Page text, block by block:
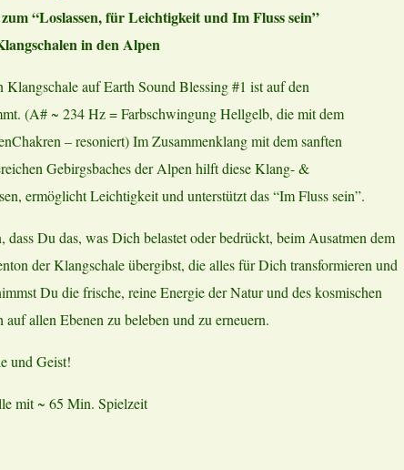
“Loslassen, für Leichtigkeit und Im Fluss sein”
in den Alpen
auf Earth Sound Blessing #1 ist auf den
(A# ~ 234 Hz = Farbschwingung Hellgelb, die mit dem
– resoniert) Im Zusammenklang mit dem sanften
Gebirgsbaches der Alpen hilft diese Klang- &
ermöglicht Leichtigkeit und unterstützt das “Im Fluss sein”.
Du das, was Dich belastet oder bedrückt, beim Ausatmen dem
der Klangschale übergibst, die alles für Dich transformieren und
Du die frische, reine Energie der Natur und des kosmischen
allen Ebenen zu beleben und zu erneuern.
und Geist!
mit ~ 65 Min. Spielzeit